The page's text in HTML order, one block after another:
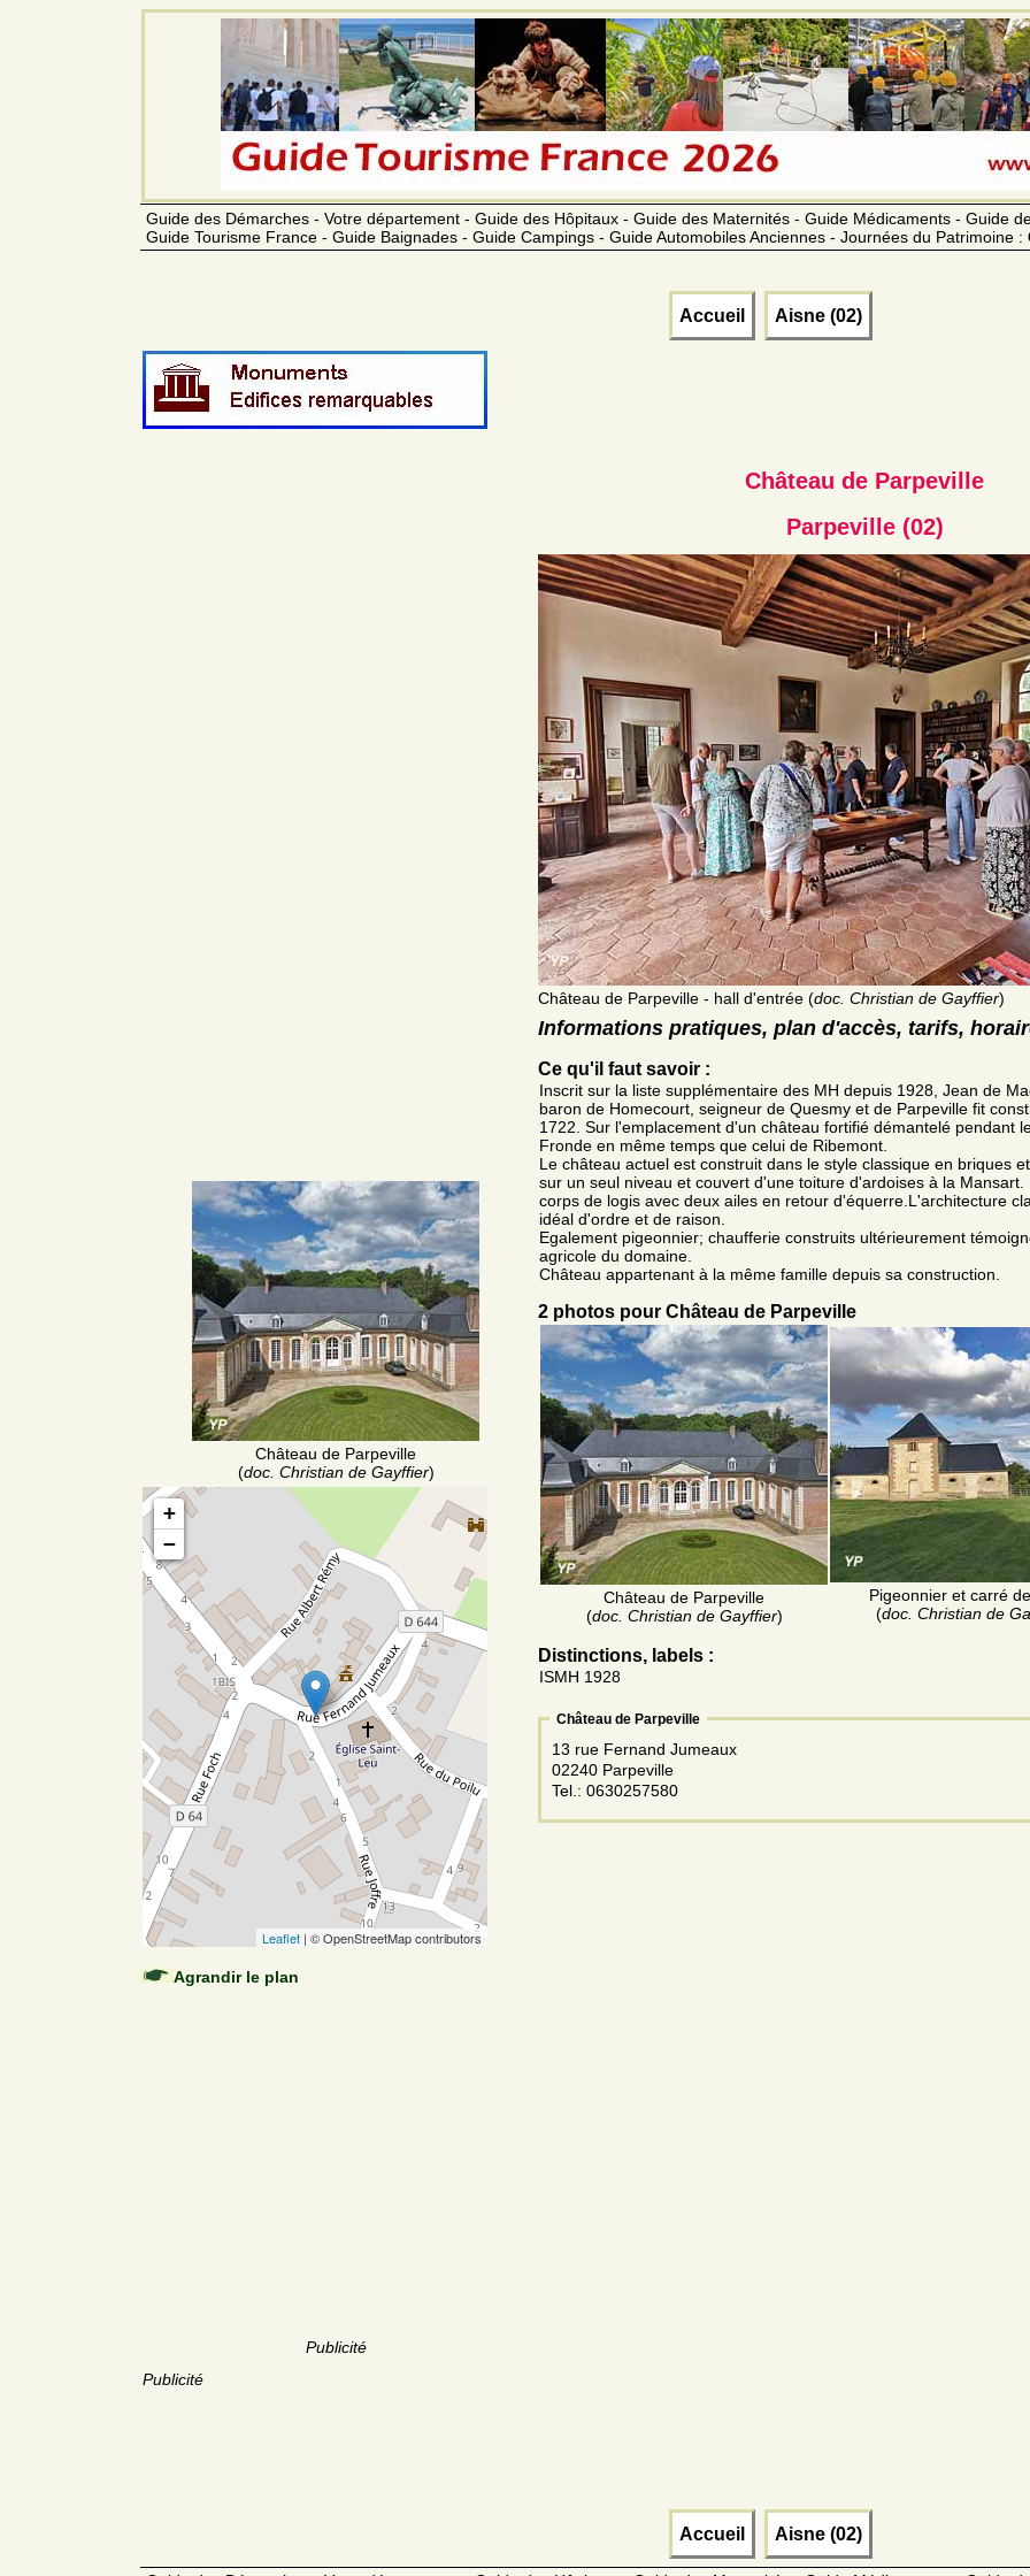
Guide des Démarches - Votre département - Guide des Hôpitaux - Guide des Maternités - Guide Médicaments - Guide
Guide Tourisme France - Guide Baignades - Guide Campings - Guide Automobiles Anciennes - Journées du Patrimoine :
Accueil Aisne (02)
Château de Parpeville
(doc. Christian de Gayffier)
+
−
Leaflet | © OpenStreetMap contributors
Agrandir le plan
Publicité
Château de Parpeville
Parpeville (02)
Château de Parpeville - hall d'entrée (doc. Christian de Gayffier)
Informations pratiques, plan d'accès, tarifs,
Ce qu'il faut savoir :
Inscrit sur la liste supplémentaire des MH depuis 1928, Jean de
baron de Homecourt, seigneur de Quesmy et de Parpeville fit
1722. Sur l'emplacement d'un château fortifié démantelé pendant
Fronde en même temps que celui de Ribemont.
Le château actuel est construit dans le style classique en briques
sur un seul niveau et couvert d'une toiture d'ardoises à la
corps de logis avec deux ailes en retour d'équerre.L'architecture
idéal d'ordre et de raison.
Egalement pigeonnier; chaufferie construits ultérieurement
agricole du domaine.
Château appartenant à la même famille depuis sa construction.
2 photos pour Château de Parpeville
Château de Parpeville
(doc. Christian de Gayffier)
Pigeonnier et carré
(doc. Christian de
Distinctions, labels :
ISMH 1928
Château de Parpeville
13 rue Fernand Jumeaux
02240 Parpeville
Tel.: 0630257580
Publicité
Accueil Aisne (02)